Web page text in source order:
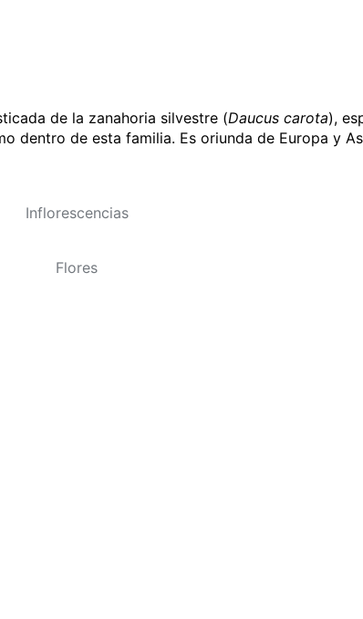
de la zanahoria silvestre (Daucus carota),
dentro de esta familia. Es oriunda de Europa y
Inflorescencias
Flores